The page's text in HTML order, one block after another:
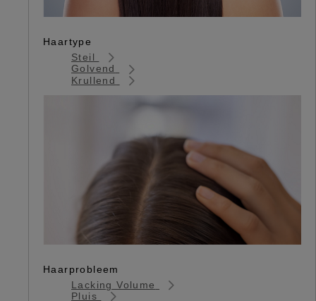
Haartype
Steil
Golvend
Krullend
Haarprobleem
Lacking Volume
Pluis